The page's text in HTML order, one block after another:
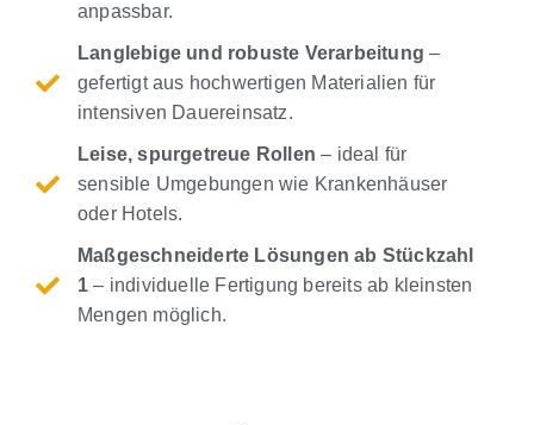
anpassbar.
Langlebige und robuste Verarbeitung –
gefertigt aus hochwertigen Materialien für
intensiven Dauereinsatz.
Leise, spurgetreue Rollen – ideal für
sensible Umgebungen wie Krankenhäuser
oder Hotels.
Maßgeschneiderte Lösungen ab Stückzahl
1 – individuelle Fertigung bereits ab kleinsten
Mengen möglich.